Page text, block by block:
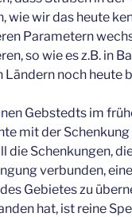
wir das heute
Parametern
so wie es z.B. in
noch heute
Gebstedts im
mit der
die Schenkungen,
verbunden,
Gebietes zu
hat, ist reine